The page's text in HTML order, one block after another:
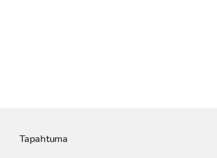
Tapahtuma